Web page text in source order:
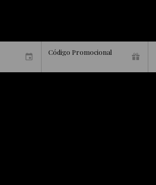
Código Promocional